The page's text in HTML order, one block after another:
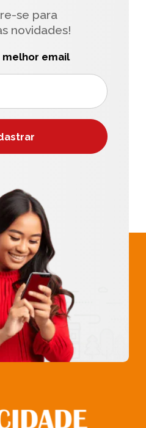
se para
novidades!
melhor email